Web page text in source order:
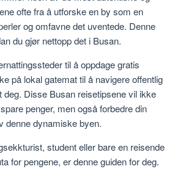
ofte fra å utforske en by som en
og omfavne det uventede. Denne
du gjør nettopp det i Busan.
til å oppdage gratis
på lokal gatemat til å navigere offentlig
deg. Disse Busan reisetipsene vil ikke
penger, men også forbedre din
denne dynamiske byen.
student eller bare en reisende
for pengene, er denne guiden for deg.